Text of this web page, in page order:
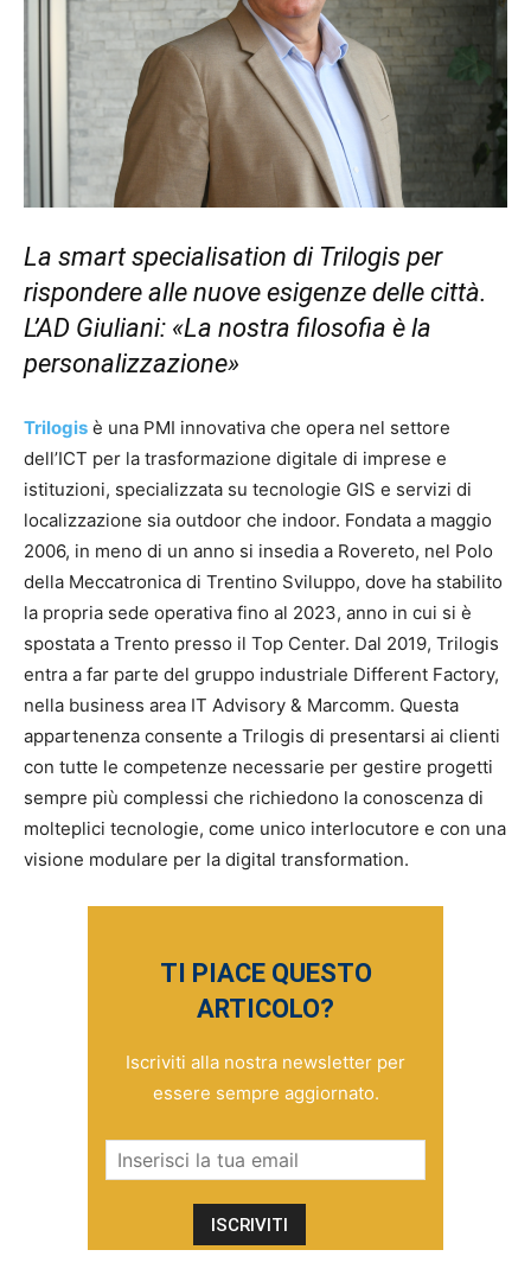
La smart specialisation di Trilogis per
rispondere alle nuove esigenze delle città.
L’AD Giuliani: «La nostra filosofia è la
personalizzazione»
Trilogis è una PMI innovativa che opera nel settore
dell’ICT per la trasformazione digitale di imprese e
istituzioni, specializzata su tecnologie GIS e servizi di
localizzazione sia outdoor che indoor. Fondata a maggio
2006, in meno di un anno si insedia a Rovereto, nel Polo
della Meccatronica di Trentino Sviluppo, dove ha stabilito
la propria sede operativa fino al 2023, anno in cui si è
spostata a Trento presso il Top Center. Dal 2019, Trilogis
entra a far parte del gruppo industriale Different Factory,
nella business area IT Advisory & Marcomm. Questa
appartenenza consente a Trilogis di presentarsi ai clienti
con tutte le competenze necessarie per gestire progetti
sempre più complessi che richiedono la conoscenza di
molteplici tecnologie, come unico interlocutore e con una
visione modulare per la digital transformation.
TI PIACE QUESTO
ARTICOLO?
Iscriviti alla nostra newsletter per
essere sempre aggiornato.